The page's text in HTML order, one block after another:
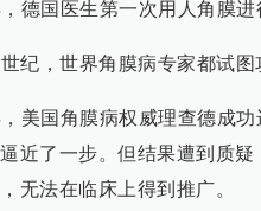
，德国医生第一次用人角膜
纪，世界角膜病专家都试图
，美国角膜病权威理查德成
近了一步。但结果遭到质
无法在临床上得到推广。